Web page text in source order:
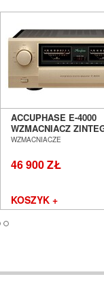
ACCUPHASE E-4000
WZMACNIACZ
SALON POZNAŃ
WZMACNIACZE
46 900 ZŁ
KOSZYK +